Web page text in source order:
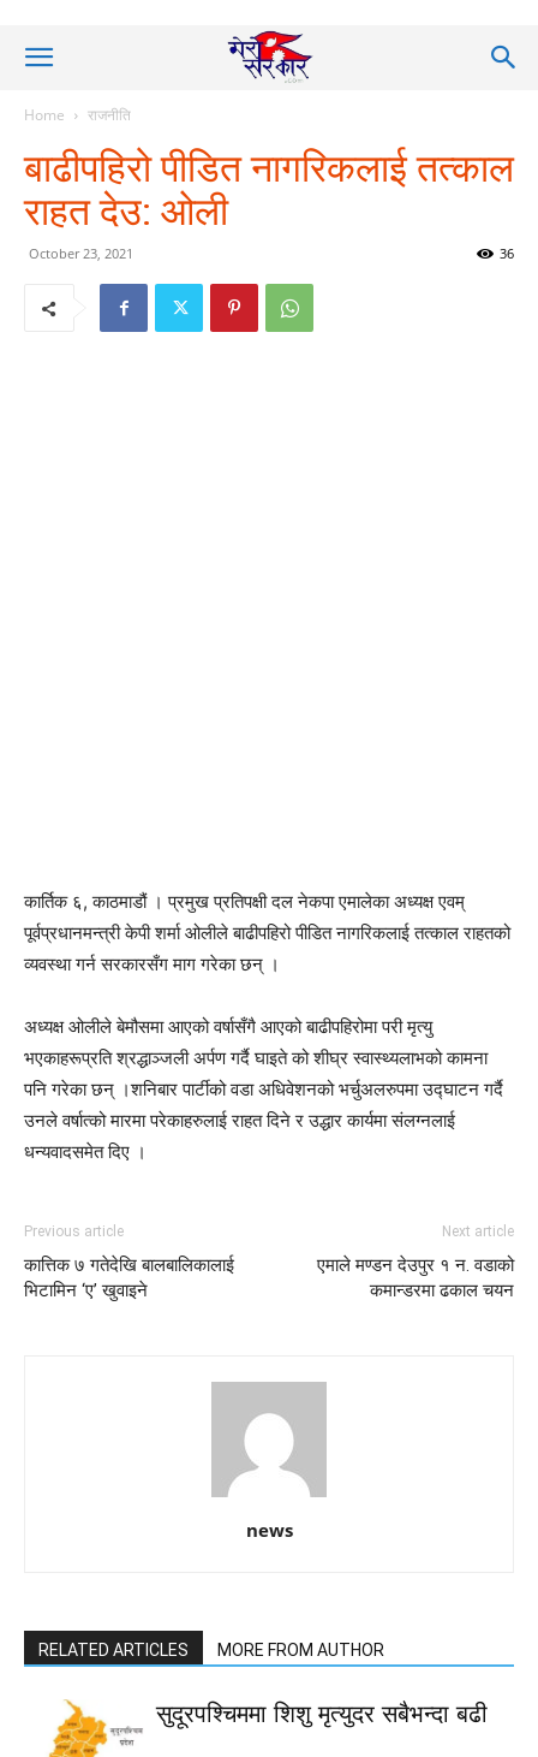
Home राजनीति
बाढीपहिरो पीडित नागरिकलाई तत्काल
राहत देउ: ओली
October 23, 2021 36
कार्तिक ६, काठमाडौं । प्रमुख प्रतिपक्षी दल नेकपा एमालेका अध्यक्ष एवम्
पूर्वप्रधानमन्त्री केपी शर्मा ओलीले बाढीपहिरो पीडित नागरिकलाई तत्काल राहतको
व्यवस्था गर्न सरकारसँग माग गरेका छन् ।
अध्यक्ष ओलीले बेमौसमा आएको वर्षासँगै आएको बाढीपहिरोमा परी मृत्यु
भएकाहरूप्रति श्रद्धाञ्जली अर्पण गर्दै घाइते को शीघ्र स्वास्थ्यलाभको कामना
पनि गरेका छन् ।शनिबार पार्टीको वडा अधिवेशनको भर्चुअलरुपमा उद्घाटन गर्दै
उनले वर्षात्को मारमा परेकाहरुलाई राहत दिने र उद्धार कार्यमा संलग्नलाई
धन्यवादसमेत दिए ।
Previous article
कात्तिक ७ गतेदेखि बालबालिकालाई
भिटामिन ‘ए’ खुवाइने
Next article
एमाले मण्डन देउपुर १ न. वडाको
कमान्डरमा ढकाल चयन
news
RELATED ARTICLES MORE FROM AUTHOR
सुदूरपश्चिममा शिशु मृत्युदर सबैभन्दा बढी